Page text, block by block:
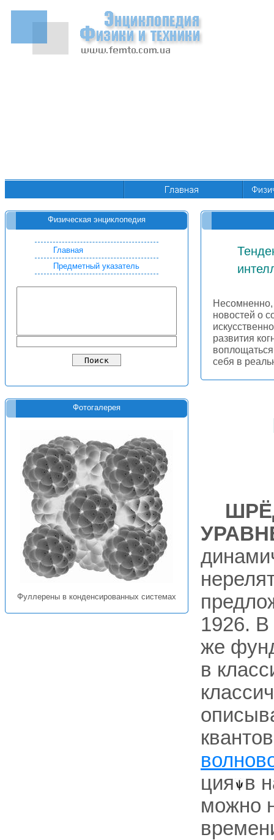
Физическая энциклопедия
Главная
Предметный указатель
Фотогалерея
Фуллерены в конденсированных системах
Несомненно,
новостей о
развития
себя в
1926. В
же
в
ция в
можно